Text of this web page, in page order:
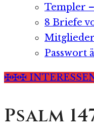
Templer
8 Briefe
Passwort
✠✠✠
Psalm